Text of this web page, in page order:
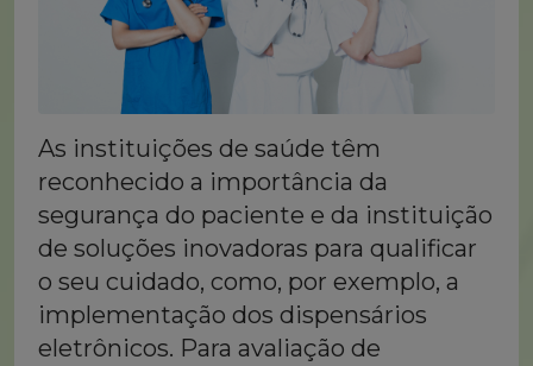
As instituições de saúde têm
reconhecido a importância da
segurança do paciente e da instituição
de soluções inovadoras para qualificar
o seu cuidado, como, por exemplo, a
implementação dos dispensários
eletrônicos. Para avaliação de